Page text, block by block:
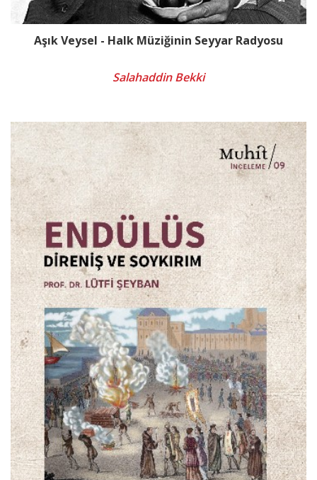
Aşık Veysel - Halk Müziğinin Seyyar Radyosu
Salahaddin Bekki